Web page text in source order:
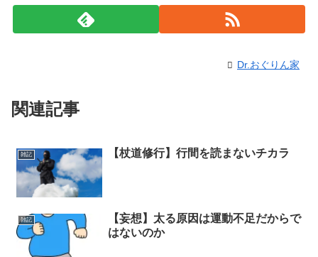
Dr.おぐりん家
関連記事
雑記 【杖道修行】行間を読まないチカラ
雑記
【妄想】太る原因は運動不足だからで
はないのか